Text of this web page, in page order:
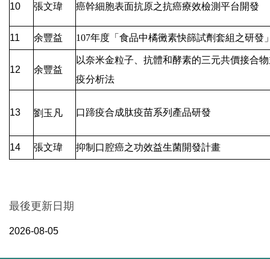
10 張文瑋 癌幹細胞表面抗原之抗癌療效檢測平台開發
11 余豐益 107年度「食品中橘黴素快篩試劑套組之研發
12 余豐益
以奈米金粒子、抗體和酵素的三元共價接合
疫分析法
13 劉玉凡 口蹄疫合成肽疫苗系列產品研發
14 張文瑋 抑制口腔癌之功效益生菌開發計畫
最後更新日期
2026-08-05